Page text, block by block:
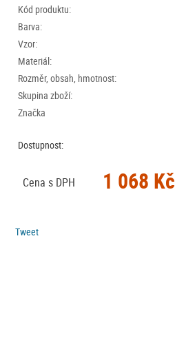
Kód produktu:
Barva:
Vzor:
Materiál:
Rozměr, obsah, hmotnost:
Skupina zboží:
Značka
Dostupnost:
Cena s DPH 1 068 Kč
Tweet